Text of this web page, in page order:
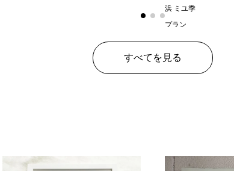
浜 ミユ季
プラン
すべてを見る